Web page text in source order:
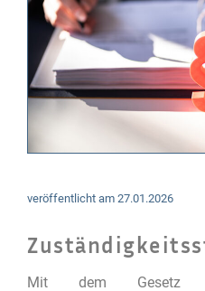
veröffentlicht am 27.01.2026
Mit dem Gesetz